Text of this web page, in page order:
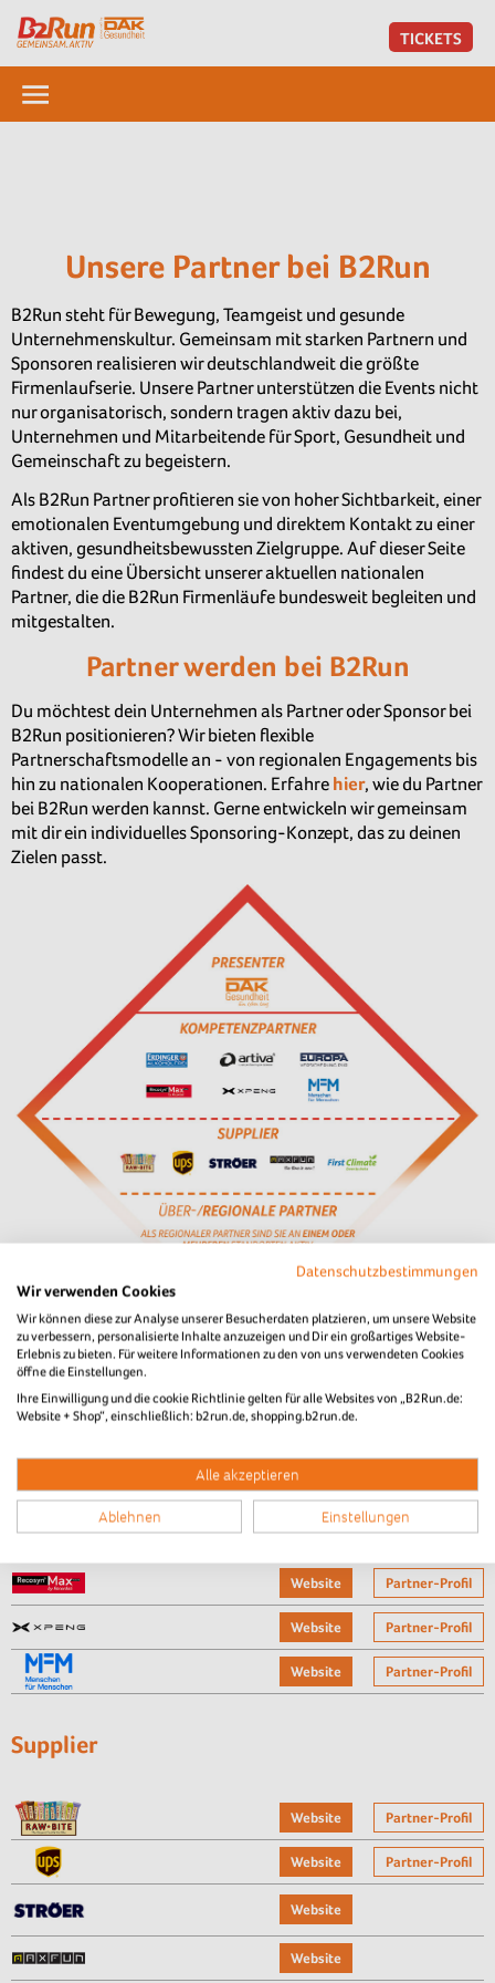
TICKETS
Unsere Partner bei B2Run
B2Run steht für Bewegung, Teamgeist und gesunde
Unternehmenskultur. Gemeinsam mit starken Partnern und
Sponsoren realisieren wir deutschlandweit die größte
Firmenlaufserie. Unsere Partner unterstützen die Events nicht
nur organisatorisch, sondern tragen aktiv dazu bei,
Unternehmen und Mitarbeitende für Sport, Gesundheit und
Gemeinschaft zu begeistern.
Als B2Run Partner profitieren sie von hoher Sichtbarkeit, einer
emotionalen Eventumgebung und direktem Kontakt zu einer
aktiven, gesundheitsbewussten Zielgruppe. Auf dieser Seite
findest du eine Übersicht unserer aktuellen nationalen
Partner, die die B2Run Firmenläufe bundesweit begleiten und
mitgestalten.
Partner werden bei B2Run
Du möchtest dein Unternehmen als Partner oder Sponsor bei
B2Run positionieren? Wir bieten flexible
Partnerschaftsmodelle an - von regionalen Engagements bis
hin zu nationalen Kooperationen. Erfahre hier, wie du Partner
bei B2Run werden kannst. Gerne entwickeln wir gemeinsam
mit dir ein individuelles Sponsoring-Konzept, das zu deinen
Zielen passt.
Partner
Website Partner-Profil
Website Partner-Profil
Website Partner-Profil
Website Partner-Profil
Website Partner-Profil
Website Partner-Profil
Supplier
Website Partner-Profil
Website Partner-Profil
Website
Website
Datenschutzbestimmungen
Wir verwenden Cookies
Wir können diese zur Analyse unserer Besucherdaten platzieren, um unsere Website
zu verbessern, personalisierte Inhalte anzuzeigen und Dir ein großartiges Website-
Erlebnis zu bieten. Für weitere Informationen zu den von uns verwendeten Cookies
öffne die Einstellungen.
Ihre Einwilligung und die cookie Richtlinie gelten für alle Websites von „B2Run.de:
Website + Shop“, einschließlich: b2run.de, shopping.b2run.de.
Alle akzeptieren
Ablehnen Einstellungen